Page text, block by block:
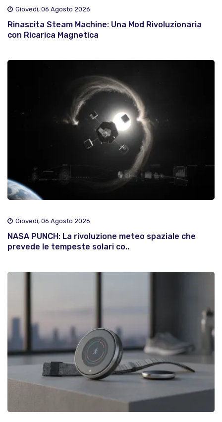
Giovedì, 06 Agosto 2026
Rinascita Steam Machine: Una Mod Rivoluzionaria
con Ricarica Magnetica
Giovedì, 06 Agosto 2026
NASA PUNCH: La rivoluzione meteo spaziale che
prevede le tempeste solari co..